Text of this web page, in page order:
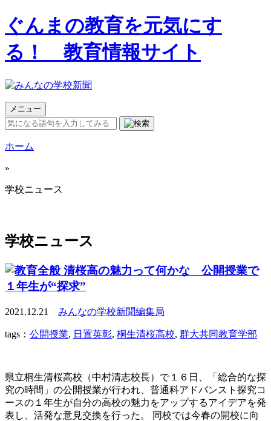
ぐんまの教育を元気にす
る！ 教育情報サイト
メニュー
ホーム
»
学校ニュース
学校ニュース
清桜高の魅力って何かな 公開授業で
１年生が“探求”
2021.12.21 みんなの学校新聞編集局
tags： 公開授業, 日置英彰, 桐生清桜高校, 群大共同教育学部
県立桐生清桜高校（中村清志校長）で１６日、「総合的な探
究の時間」の公開授業が行われ、普通科アドバンスト探究コ
ースの１年生が自分の高校の魅力をアップするアイデアを発
表し、活発な意見交換を行った。 同校では今春の開校に向